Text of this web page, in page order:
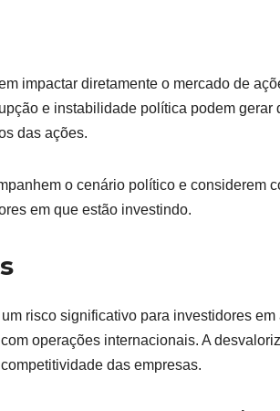
impactar diretamente o mercado de
e instabilidade política podem
das ações.
o cenário político e considerem
em que estão investindo.
risco significativo para investidores
operações internacionais. A
das empresas.